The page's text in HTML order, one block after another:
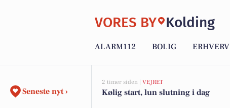
VORES BY Kolding
ALARM112 BOLIG ERHVERV
Seneste nyt ›
2 timer siden | VEJRET
Kølig start, lun slutning i dag